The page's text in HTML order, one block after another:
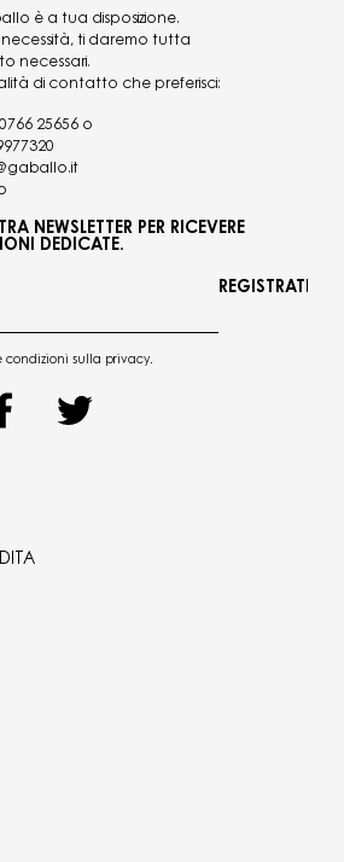
è a tua disposizione.
necessità, ti daremo tutta
necessari.
di contatto che preferisci:
0766 25656 o
NEWSLETTER PER RICEVERE
DEDICATE.
condizioni sulla privacy.
REGISTRATI